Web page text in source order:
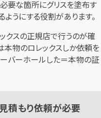
要な箇所にグリスを塗布す
うにする役割があります。
クスの正規店で行うのが確
本物のロレックスしか依頼を
バーホールした＝本物の証
積もり依頼が必要